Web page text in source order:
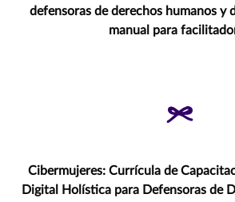
defensoras de derechos humanos
manual para
Cibermujeres: Currícula de
Digital Holística para Defensoras de